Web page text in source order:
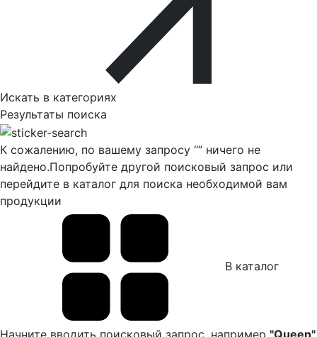
Искать в категориях
Результаты поиска
К сожалению, по вашему запросу “” ничего не
найдено.Попробуйте другой поисковый запрос или
перейдите в каталог для поиска необходимой вам
продукции
В каталог